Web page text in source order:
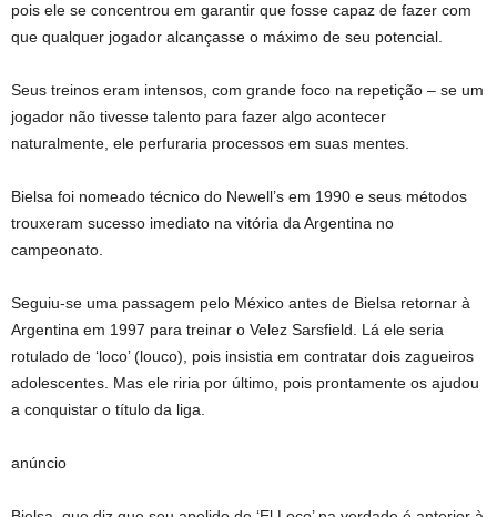
pois ele se concentrou em garantir que fosse capaz de fazer com
que qualquer jogador alcançasse o máximo de seu potencial.
Seus treinos eram intensos, com grande foco na repetição – se um
jogador não tivesse talento para fazer algo acontecer
naturalmente, ele perfuraria processos em suas mentes.
Bielsa foi nomeado técnico do Newell’s em 1990 e seus métodos
trouxeram sucesso imediato na vitória da Argentina no
campeonato.
Seguiu-se uma passagem pelo México antes de Bielsa retornar à
Argentina em 1997 para treinar o Velez Sarsfield. Lá ele seria
rotulado de ‘loco’ (louco), pois insistia em contratar dois zagueiros
adolescentes. Mas ele riria por último, pois prontamente os ajudou
a conquistar o título da liga.
anúncio